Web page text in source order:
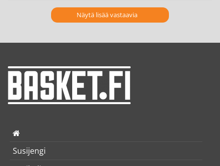
Näytä lisää vastaavia
Susijengi